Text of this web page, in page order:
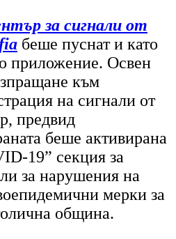
за сигнали от
беше пуснат и като
приложение. Освен
към
на сигнали от
предвид
беше активирана
19” секция за
за нарушения на
мерки за
община.